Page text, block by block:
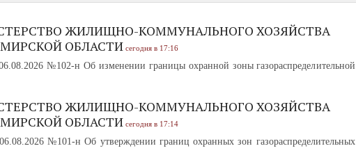
ЖИЛИЩНО-КОММУНАЛЬНОГО ХОЗЯЙСТВА
ОБЛАСТИ сегодня в 17:16
№102-н Об изменении границы охранной зоны газораспределительной
ЖИЛИЩНО-КОММУНАЛЬНОГО ХОЗЯЙСТВА
ОБЛАСТИ сегодня в 17:14
№101-н Об утверждении границ охранных зон газораспределительных